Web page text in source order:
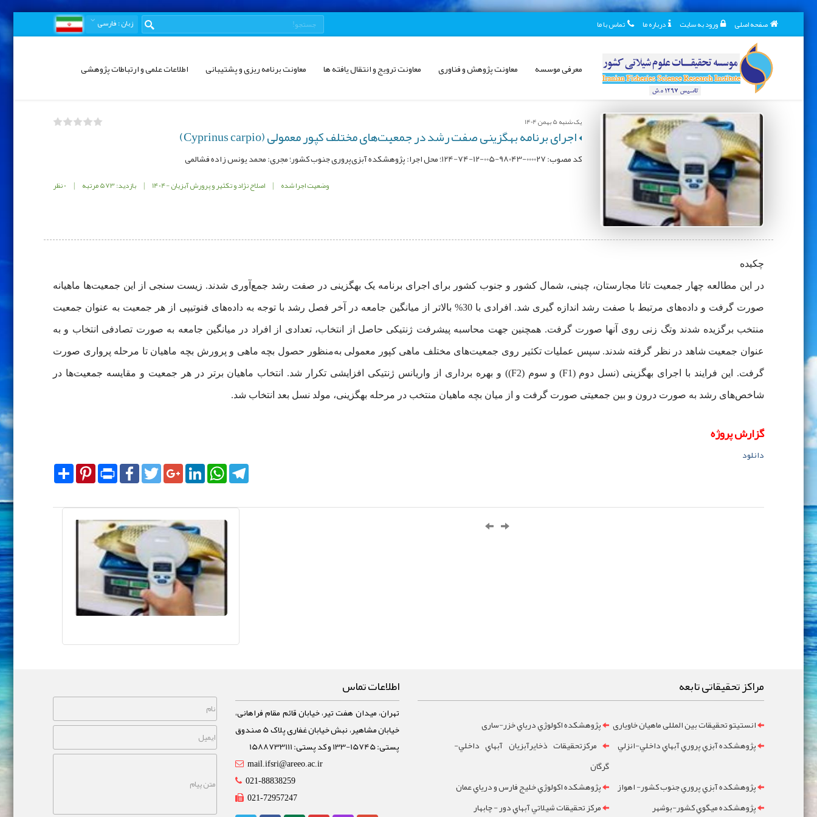
صفحه اصلی ورود به سایت درباره ما تماس با ما زبان: فارسی
معرفی موسسه معاونت پژوهش و فناوری معاونت ترویج و انتقال یافته ها معاونت برنامه ریزی و پشتیبانی اطلاعات علمی و ارتباطات پژوهشی
یک شنبه 5 بهمن 1404
اجرای برنامه بهگزینی صفت رشد در جمعیت‌‌های مختلف کپور معمولی (Cyprinus carpio)
کد مصوب: 000027-98043-005-12-74-124؛ محل اجرا: پژوهشكده آبزی‌‌پروری جنوب کشور؛ مجری: محمد یونس زاده فشالمی
وضعیت اجرا شده | اصلاح نژاد و تکثیر و پرورش آبزیان -1404 | بازدید: 573 مرتبه | 0 نظر
چکیده
در این مطالعه چهار جمعیت تاتا مجارستان، چینی، شمال کشور و جنوب کشور برای اجرای برنامه یک بهگزینی در صفت رشد جمع‌‌آوری شدند. زیست سنجی از این جمعیت‌‌ها ماهیانه
صورت گرفت و داده‌‌های مرتبط با صفت رشد اندازه گیری شد. افرادی با 30% بالاتر از میانگین جامعه در آخر فصل رشد با توجه به داده‌‌های فنوتیپی از هر جمعیت به عنوان جمعیت
منتخب برگزیده شدند وتگ زنی روی آنها صورت گرفت. همچنین جهت محاسبه پیشرفت ژنتیکی حاصل از انتخاب، تعدادی از افراد در میانگین جامعه به صورت تصادفی انتخاب و به
عنوان جمعیت شاهد در نظر گرفته شدند. سپس عملیات تکثیر روی جمعیت‌‌های مختلف ماهی کپور معمولی به‌‌منظور حصول بچه ماهی و پرورش بچه ماهیان تا مرحله پرواری صورت
گرفت. این فرایند با اجرای بهگزینی (نسل دوم (F1) و سوم (F2)) و بهره برداری از واریانس ژنتیکی افزایشی تکرار شد. انتخاب ماهیان برتر در هر جمعیت و مقایسه جمعیت‌‌ها در
شاخص‌‌های رشد به صورت درون و بین جمعیتی صورت گرفت و از میان بچه ماهیان منتخب در مرحله بهگزینی، مولد نسل بعد انتخاب شد.
گزارش پروژه
دانلود
SharePinterest Print
FacebookTwitterGoogle+LinkedInWhatsAppTelegram
مراکز تحقیقاتی تابعه
انستیتو تحقیقات بین المللی ماهیان خاویاری
پژوهشکده اکولوژي درياي خزر-ساری
پژوهشکده آبزي پروري آبهاي داخلي-انزلي
مرکزتحقيقات ذخايرآبزيان آبهاي داخلي-
گرگان
پژوهشکده آبزي پروري جنوب کشور- اهواز
پژوهشکده اکولوژي خليج فارس و درياي عمان
پژوهشکده ميگوي کشور-بوشهر
مرکز تحقيقات شيلاتي آبهاي دور - چابهار
اطلاعات تماس
تهران، میدان هفت تیر، خیابان قائم مقام فراهانی،
خیابان مشاهیر، نبش خیابان غفاری پلاک 5 صندوق
پستی: 15745-133 و کد پستی: 1588733111
mail.ifsri@areeo.ac.ir
021-88838259
021-72957247